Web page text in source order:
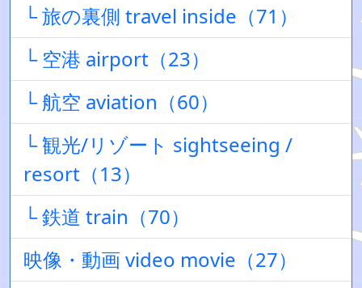
└ 旅の裏側 travel inside（71）
└ 空港 airport（23）
└ 航空 aviation（60）
└ 観光/リゾート sightseeing /
resort（13）
└ 鉄道 train（70）
映像・動画 video movie（27）